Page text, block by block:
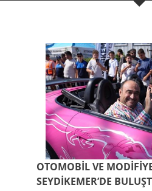
OTOMOBİL VE
SEYDİKEMER’DE